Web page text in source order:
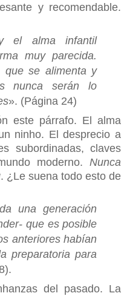
y recomendable.
el alma infantil
muy parecida.
que se alimenta y
nunca serán lo
». (Página 24)
este párrafo. El alma
ninho. El desprecio a
subordinadas, claves
moderno. Nunca
. ¿Le suena todo esto de
una generación
que es posible
anteriores habían
preparatoria para
del pasado. La